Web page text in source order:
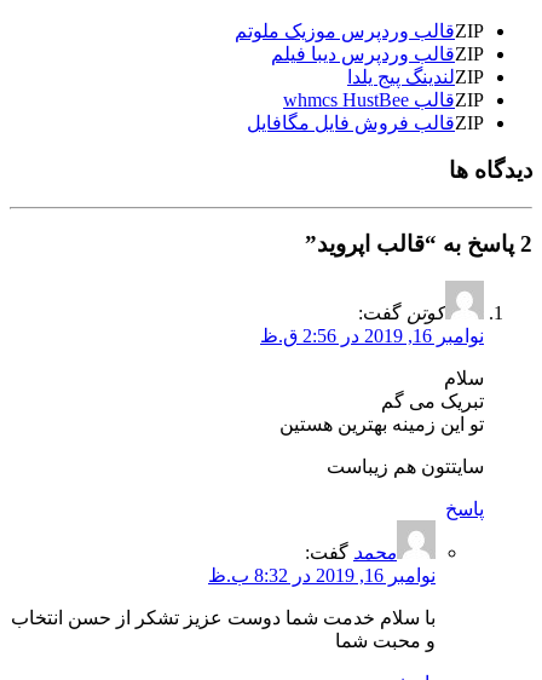
ZIPقالب وردپرس موزیک ملوتم
ZIPقالب وردپرس دیبا فیلم
ZIPلندینگ پیج یلدا
ZIPقالب whmcs HustBee
ZIPقالب فروش فایل مگافایل
دیدگاه ها
2 پاسخ به “قالب اپروید”
کوتن گفت:
نوامبر 16, 2019 در 2:56 ق.ظ
سلام
تبریک می گم
تو این زمینه بهترین هستین
سایتتون هم زیباست
پاسخ
محمد گفت:
نوامبر 16, 2019 در 8:32 ب.ظ
با سلام خدمت شما دوست عزیز تشکر از حسن انتخاب
و محبت شما